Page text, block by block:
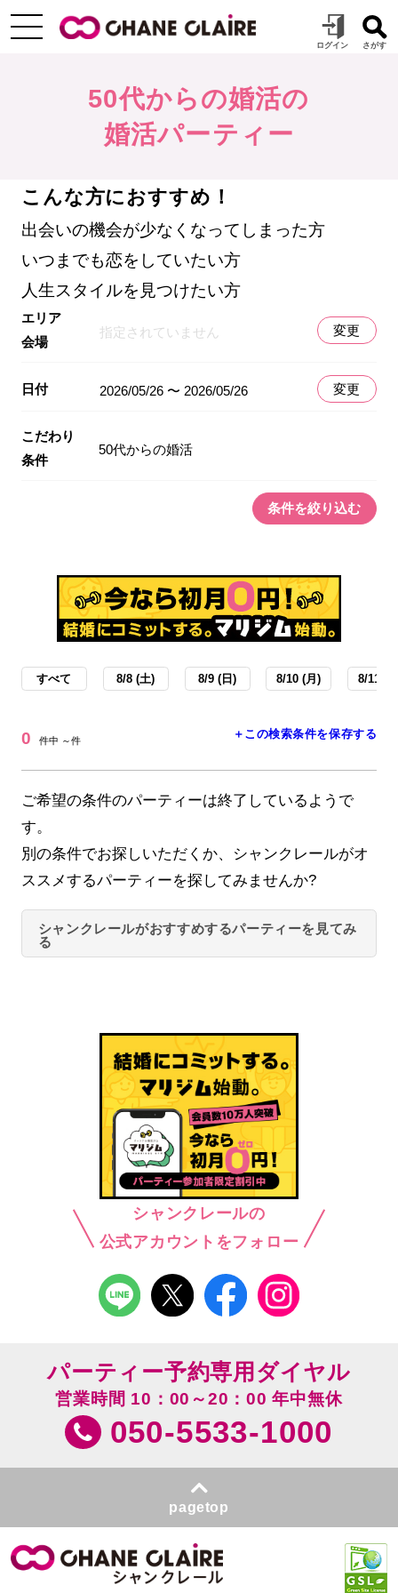
50代からの婚活の
婚活パーティー
こんな方におすすめ！
出会いの機会が少なくなってしまった方
いつまでも恋をしていたい方
人生スタイルを見つけたい方
エリア
会場
指定されていません 変更
日付 2026/05/26 〜 2026/05/26 変更
こだわり
条件
50代からの婚活
条件を絞り込む
すべて 8/8 (土) 8/9 (日) 8/10 (月) 8/11 (
0 件中 ～件 ＋この検索条件を保存する
ご希望の条件のパーティーは終了しているようで
す。
別の条件でお探しいただくか、シャンクレールがオ
ススメするパーティーを探してみませんか?
シャンクレールがおすすめするパーティーを見てみ
る
シャンクレールの
公式アカウントをフォロー
パーティー予約専用ダイヤル
営業時間 10：00～20：00 年中無休
050-5533-1000
pagetop